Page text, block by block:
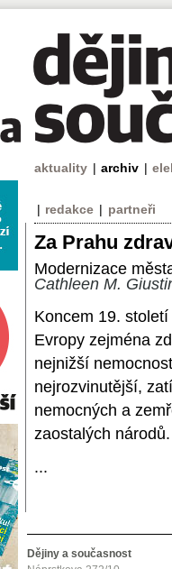
aktuality | archiv |
| redakce | partneři
Za Prahu
Modernizace
Cathleen M.
Koncem 19.
Evropy zejména
nejnižší
nejrozvinutější,
nemocných a
zaostalých národů.
...
Dějiny a současnost